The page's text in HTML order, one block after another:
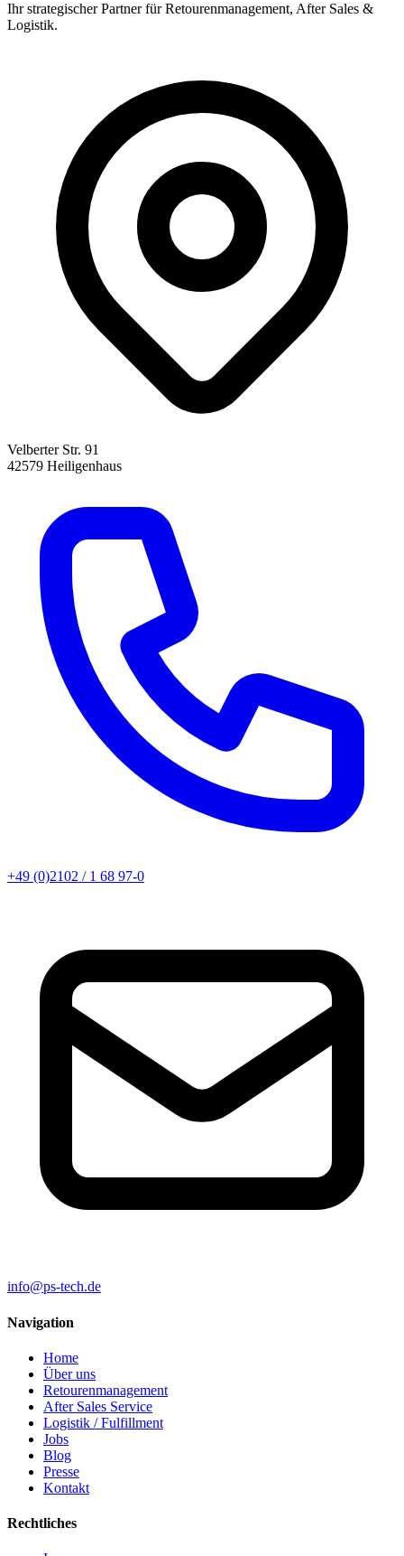
Ihr strategischer Partner für Retourenmanagement, After Sales &
Logistik.
Velberter Str. 91
42579 Heiligenhaus
+49 (0)2102 / 1 68 97-0
info@ps-tech.de
Navigation
Home
Über uns
Retourenmanagement
After Sales Service
Logistik / Fulfillment
Jobs
Blog
Presse
Kontakt
Rechtliches